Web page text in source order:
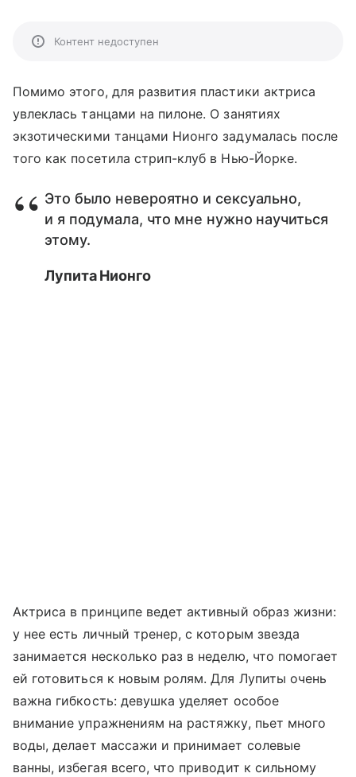
Контент недоступен
Помимо этого, для развития пластики актриса
увлеклась танцами на пилоне. О занятиях
экзотическими танцами Нионго задумалась после
того как посетила стрип-клуб в Нью-Йорке.
Это было невероятно и сексуально,
и я подумала, что мне нужно научиться
этому.
Лупита Нионго
Актриса в принципе ведет активный образ жизни:
у нее есть личный тренер, с которым звезда
занимается несколько раз в неделю, что помогает
ей готовиться к новым ролям. Для Лупиты очень
важна гибкость: девушка уделяет особое
внимание упражнениям на растяжку, пьет много
воды, делает массажи и принимает солевые
ванны, избегая всего, что приводит к сильному